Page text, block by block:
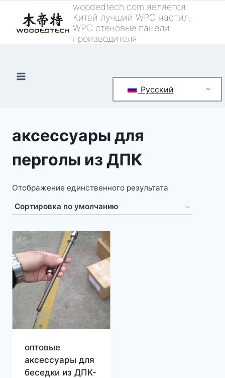
контенту
woodedtech.com является
Китай лучший WPC настил,
WPC стеновые панели
производителя
Русский
аксессуары для
перголы из ДПК
Отображение единственного результата
оптовые
аксессуары для
беседки из ДПК-